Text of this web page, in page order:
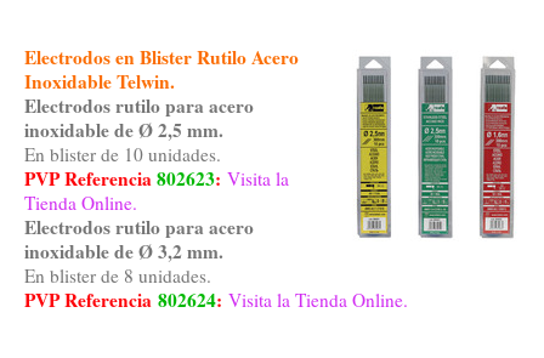
Electrodos en Blister Rutilo Acero
Inoxidable Telwin.
Electrodos rutilo para acero
inoxidable de Ø 2,5 mm.
En blister de 10 unidades.
PVP Referencia802623: Visita la
Tienda Online.
Electrodos rutilo para acero
inoxidable de Ø 3,2 mm.
En blister de 8 unidades.
PVP Referencia 802624: Visita la Tienda Online.